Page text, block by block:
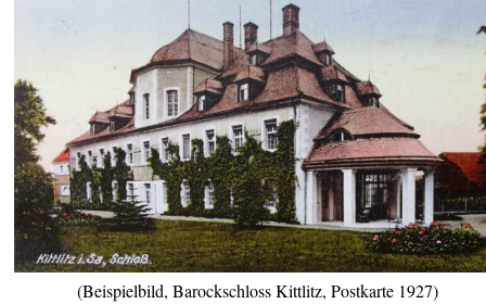
(Beispielbild, Barockschloss Kittlitz, Postkarte 1927)